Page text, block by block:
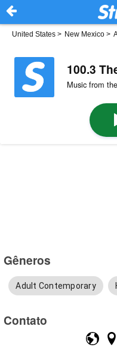
United States > New Mexico >
100.3
Music from
Gêneros
Adult Contemporary
Contato